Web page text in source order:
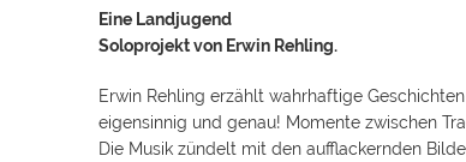
Eine Landjugend
Soloprojekt von Erwin Rehling.
Erwin Rehling erzählt wahrhaftige
eigensinnig und genau! Momente zwischen
Die Musik zündelt mit den aufflackernden